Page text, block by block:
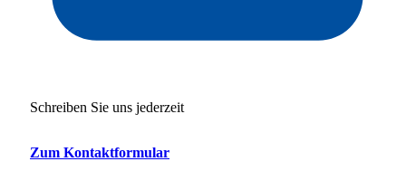
Schreiben Sie uns jederzeit
Zum Kontaktformular